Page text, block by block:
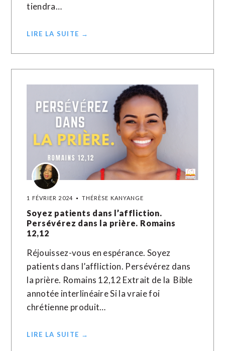
tiendra…
LIRE LA SUITE →
1 FÉVRIER 2024 THÉRÈSE KANYANGE
Soyez patients dans l’affliction.
Persévérez dans la prière. Romains
12,12
Réjouissez-vous en espérance. Soyez
patients dans l’affliction. Persévérez dans
la prière. Romains 12,12 Extrait de la Bible
annotée interlinéaire Si la vraie foi
chrétienne produit…
LIRE LA SUITE →